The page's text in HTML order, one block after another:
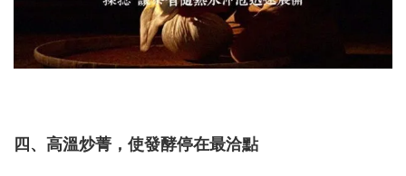
四、高溫炒菁，使發酵停在最洽點